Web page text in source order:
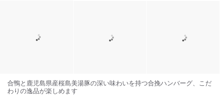
合鴨と鹿児島県産桜島美湯豚の深い味わいを持つ合挽ハンバーグ、こだ
わりの逸品が楽しめます